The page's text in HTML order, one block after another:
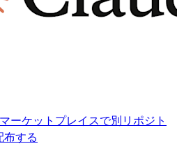
ーケットプレイスで別リポジト
布する